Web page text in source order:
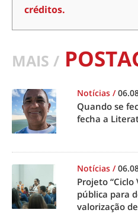
créditos.
MAIS /
Notícias /
Quando se
fecha a
Notícias /
Projeto
pública para
valorização